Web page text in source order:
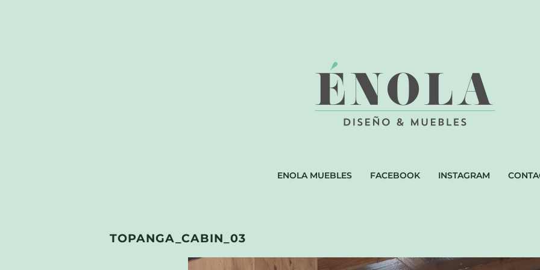
ENOLA MUEBLES FACEBOOK INSTAGRAM
TOPANGA_CABIN_03